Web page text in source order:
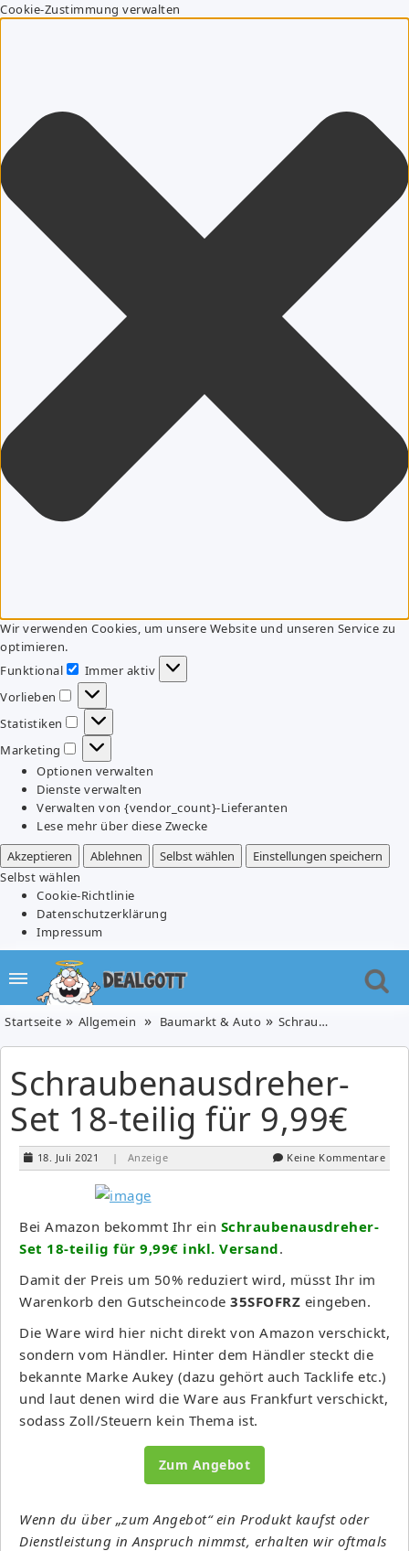
Cookie-Zustimmung verwalten
Wir verwenden Cookies, um unsere Website und unseren Service zu
optimieren.
Funktional
Funktional
Immer aktiv
Vorlieben
Vorlieben
Statistiken
Statistiken
Marketing
Marketing
Optionen verwalten
Dienste verwalten
Verwalten von {vendor_count}-Lieferanten
Lese mehr über diese Zwecke
Akzeptieren
Ablehnen Selbst wählen
Einstellungen speichern
Selbst wählen
Cookie-Richtlinie
Datenschutzerklärung
Impressum
Startseite Allgemein Baumarkt & Auto Schraubenausdreher-Set 18-teilig für 9,99€
Schraubenausdreher-
Set 18-teilig für 9,99€
18. Juli 2021 | Anzeige Keine Kommentare
Bei Amazon bekommt Ihr ein Schraubenausdreher-
Set 18-teilig für 9,99€ inkl. Versand.
Damit der Preis um 50% reduziert wird, müsst Ihr im
Warenkorb den Gutscheincode 35SFOFRZ eingeben.
Die Ware wird hier nicht direkt von Amazon verschickt,
sondern vom Händler. Hinter dem Händler steckt die
bekannte Marke Aukey (dazu gehört auch Tacklife etc.)
und laut denen wird die Ware aus Frankfurt verschickt,
sodass Zoll/Steuern kein Thema ist.
Zum Angebot
Wenn du über „zum Angebot“ ein Produkt kaufst oder
Dienstleistung in Anspruch nimmst, erhalten wir oftmals